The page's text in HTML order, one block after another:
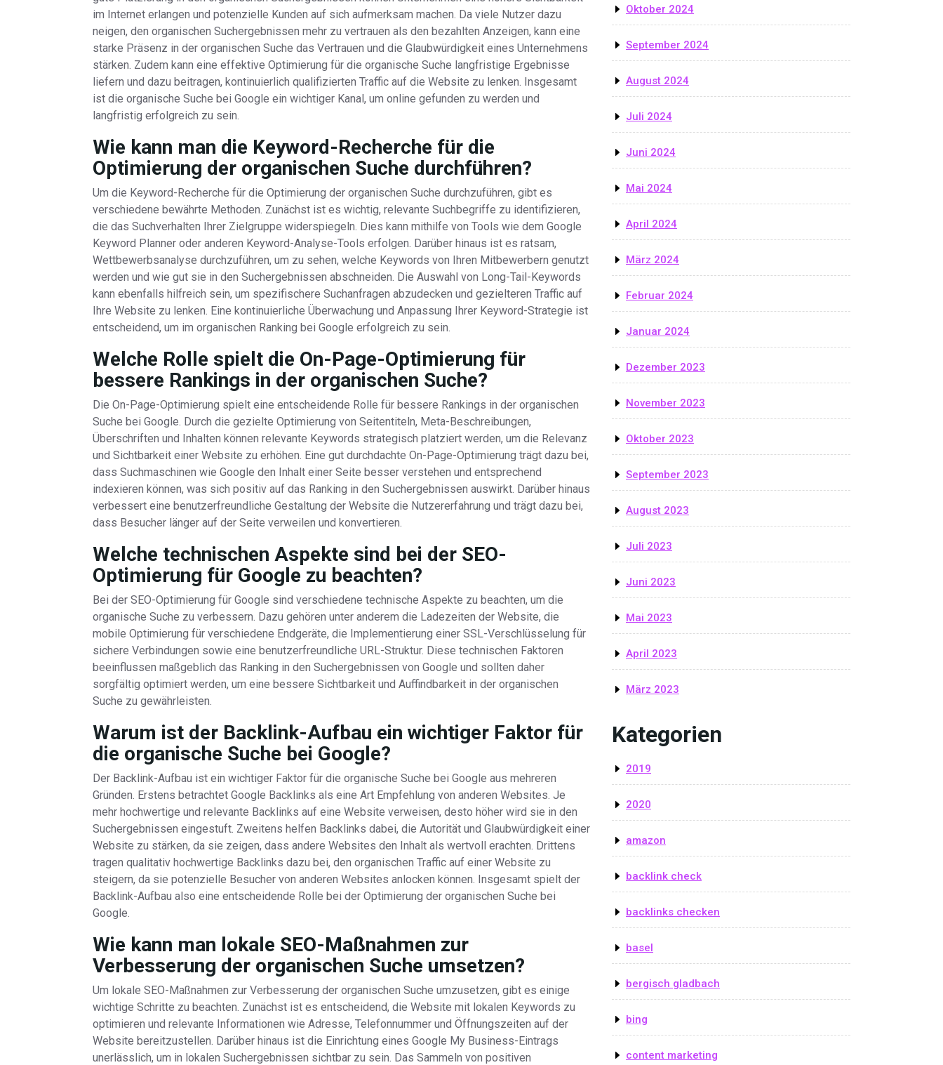
im Internet erlangen und potenzielle Kunden auf sich aufmerksam machen. Da viele Nutzer dazu
neigen, den organischen Suchergebnissen mehr zu vertrauen als den bezahlten Anzeigen, kann eine
starke Präsenz in der organischen Suche das Vertrauen und die Glaubwürdigkeit eines Unternehmens
stärken. Zudem kann eine effektive Optimierung für die organische Suche langfristige Ergebnisse
liefern und dazu beitragen, kontinuierlich qualifizierten Traffic auf die Website zu lenken. Insgesamt
ist die organische Suche bei Google ein wichtiger Kanal, um online gefunden zu werden und
langfristig erfolgreich zu sein.
Wie kann man die Keyword-Recherche für die
Optimierung der organischen Suche durchführen?
Um die Keyword-Recherche für die Optimierung der organischen Suche durchzuführen, gibt es
verschiedene bewährte Methoden. Zunächst ist es wichtig, relevante Suchbegriffe zu identifizieren,
die das Suchverhalten Ihrer Zielgruppe widerspiegeln. Dies kann mithilfe von Tools wie dem Google
Keyword Planner oder anderen Keyword-Analyse-Tools erfolgen. Darüber hinaus ist es ratsam,
Wettbewerbsanalyse durchzuführen, um zu sehen, welche Keywords von Ihren Mitbewerbern genutzt
werden und wie gut sie in den Suchergebnissen abschneiden. Die Auswahl von Long-Tail-Keywords
kann ebenfalls hilfreich sein, um spezifischere Suchanfragen abzudecken und gezielteren Traffic auf
Ihre Website zu lenken. Eine kontinuierliche Überwachung und Anpassung Ihrer Keyword-Strategie ist
entscheidend, um im organischen Ranking bei Google erfolgreich zu sein.
Welche Rolle spielt die On-Page-Optimierung für
bessere Rankings in der organischen Suche?
Die On-Page-Optimierung spielt eine entscheidende Rolle für bessere Rankings in der organischen
Suche bei Google. Durch die gezielte Optimierung von Seitentiteln, Meta-Beschreibungen,
Überschriften und Inhalten können relevante Keywords strategisch platziert werden, um die Relevanz
und Sichtbarkeit einer Website zu erhöhen. Eine gut durchdachte On-Page-Optimierung trägt dazu bei,
dass Suchmaschinen wie Google den Inhalt einer Seite besser verstehen und entsprechend
indexieren können, was sich positiv auf das Ranking in den Suchergebnissen auswirkt. Darüber hinaus
verbessert eine benutzerfreundliche Gestaltung der Website die Nutzererfahrung und trägt dazu bei,
dass Besucher länger auf der Seite verweilen und konvertieren.
Welche technischen Aspekte sind bei der SEO-
Optimierung für Google zu beachten?
Bei der SEO-Optimierung für Google sind verschiedene technische Aspekte zu beachten, um die
organische Suche zu verbessern. Dazu gehören unter anderem die Ladezeiten der Website, die
mobile Optimierung für verschiedene Endgeräte, die Implementierung einer SSL-Verschlüsselung für
sichere Verbindungen sowie eine benutzerfreundliche URL-Struktur. Diese technischen Faktoren
beeinflussen maßgeblich das Ranking in den Suchergebnissen von Google und sollten daher
sorgfältig optimiert werden, um eine bessere Sichtbarkeit und Auffindbarkeit in der organischen
Suche zu gewährleisten.
Warum ist der Backlink-Aufbau ein wichtiger Faktor für
die organische Suche bei Google?
Der Backlink-Aufbau ist ein wichtiger Faktor für die organische Suche bei Google aus mehreren
Gründen. Erstens betrachtet Google Backlinks als eine Art Empfehlung von anderen Websites. Je
mehr hochwertige und relevante Backlinks auf eine Website verweisen, desto höher wird sie in den
Suchergebnissen eingestuft. Zweitens helfen Backlinks dabei, die Autorität und Glaubwürdigkeit einer
Website zu stärken, da sie zeigen, dass andere Websites den Inhalt als wertvoll erachten. Drittens
tragen qualitativ hochwertige Backlinks dazu bei, den organischen Traffic auf einer Website zu
steigern, da sie potenzielle Besucher von anderen Websites anlocken können. Insgesamt spielt der
Backlink-Aufbau also eine entscheidende Rolle bei der Optimierung der organischen Suche bei
Google.
Wie kann man lokale SEO-Maßnahmen zur
Verbesserung der organischen Suche umsetzen?
Um lokale SEO-Maßnahmen zur Verbesserung der organischen Suche umzusetzen, gibt es einige
wichtige Schritte zu beachten. Zunächst ist es entscheidend, die Website mit lokalen Keywords zu
optimieren und relevante Informationen wie Adresse, Telefonnummer und Öffnungszeiten auf der
Website bereitzustellen. Darüber hinaus ist die Einrichtung eines Google My Business-Eintrags
unerlässlich, um in lokalen Suchergebnissen sichtbar zu sein. Das Sammeln von positiven
Oktober 2024
September 2024
August 2024
Juli 2024
Juni 2024
Mai 2024
April 2024
März 2024
Februar 2024
Januar 2024
Dezember 2023
November 2023
Oktober 2023
September 2023
August 2023
Juli 2023
Juni 2023
Mai 2023
April 2023
März 2023
Kategorien
2019
2020
amazon
backlink check
backlinks checken
basel
bergisch gladbach
bing
content marketing